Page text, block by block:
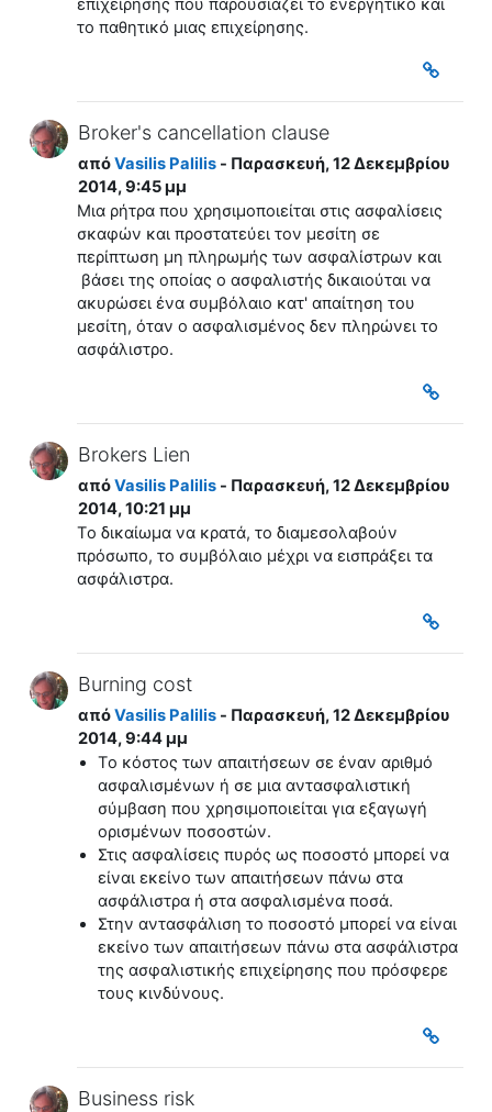
επιχείρησης που παρουσιάζει το ενεργητικό και
το παθητικό μιας επιχείρησης.
Broker's cancellation clause
απόVasilis Palilis- Παρασκευή, 12 Δεκεμβρίου
2014, 9:45 μμ
Μια ρήτρα που χρησιμοποιείται στις ασφαλίσεις
σκαφών και προστατεύει τον μεσίτη σε
περίπτωση μη πληρωμής των ασφαλίστρων και
βάσει της οποίας ο ασφαλιστής δικαιούται να
ακυρώσει ένα συμβόλαιο κατ' απαίτηση του
μεσίτη, όταν ο ασφαλισμένος δεν πληρώνει το
ασφάλιστρο.
Brokers Lien
απόVasilis Palilis- Παρασκευή, 12 Δεκεμβρίου
2014, 10:21 μμ
Tο δικαίωμα να κρατά, το διαμεσολαβούν
πρόσωπο, το συμβόλαιο μέχρι να εισπράξει τα
ασφάλιστρα.
Burning cost
απόVasilis Palilis- Παρασκευή, 12 Δεκεμβρίου
2014, 9:44 μμ
Tο κόστος των απαιτήσεων σε έναν αριθμό
ασφαλισμένων ή σε μια αντασφαλιστική
σύμβαση που χρησιμοποιείται για εξαγωγή
ορισμένων ποσοστών.
Στις ασφαλίσεις πυρός ως ποσοστό μπορεί να
είναι εκείνο των απαιτήσεων πάνω στα
ασφάλιστρα ή στα ασφαλισμένα ποσά.
Στην αντασφάλιση το ποσοστό μπορεί να είναι
εκείνο των απαιτήσεων πάνω στα ασφάλιστρα
της ασφαλιστικής επιχείρησης που πρόσφερε
τους κινδύνους.
Business risk